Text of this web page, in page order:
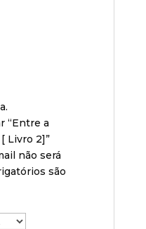
“Entre a
Livro 2]”
não será
são